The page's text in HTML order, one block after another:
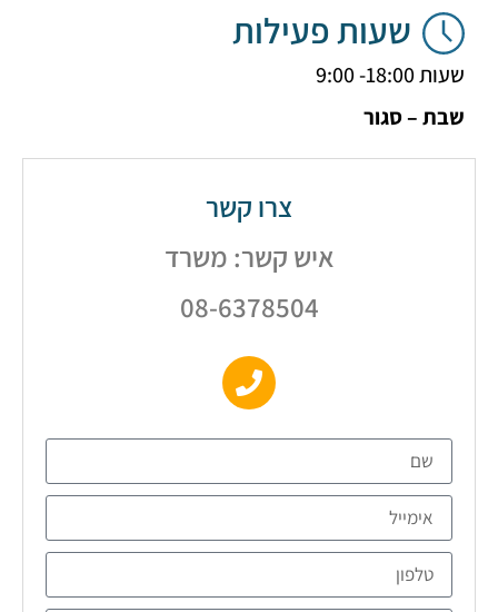
שעות פעילות
– סגור
צרו קשר
איש קשר: משרד
08-6378504